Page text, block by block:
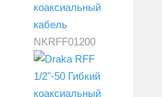
коаксиальный
кабель
NKRFF01200